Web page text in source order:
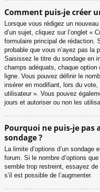
Comment puis-je créer
Lorsque vous rédigez un
d’un sujet, cliquez sur l’onglet «
formulaire principal de rédaction.
probable que vous n’ayez pas la
Saisissez le titre du sondage en
champs adéquats, chaque
ligne. Vous pouvez définir le
insérer en modifiant, lors du
utilisateur ». Vous pouvez
jours et autoriser ou non les
Pourquoi ne puis-je pas
sondage ?
La limite d’options d’un
forum. Si le nombre d’options
semble trop restreint, essayez
s’il est possible de l’augmenter.